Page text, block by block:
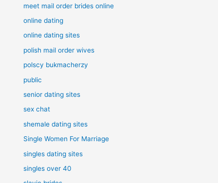
meet mail order brides online
online dating
online dating sites
polish mail order wives
polscy bukmacherzy
public
senior dating sites
sex chat
shemale dating sites
Single Women For Marriage
singles dating sites
singles over 40